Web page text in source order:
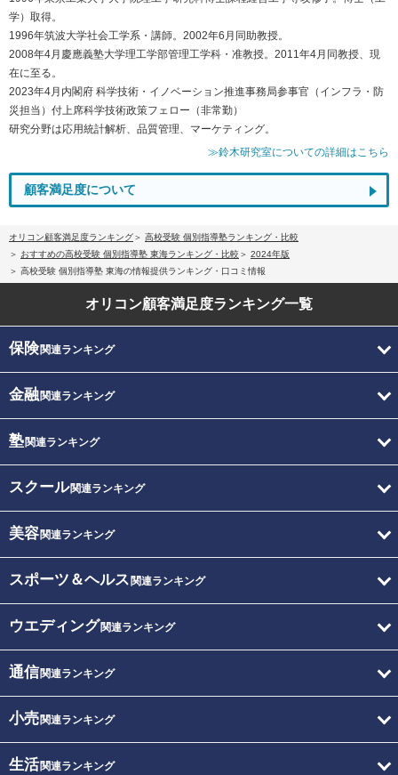
学）取得。
1996年筑波大学社会工学系・講師。2002年6月同助教授。
2008年4月慶應義塾大学理工学部管理工学科・准教授。2011年4月同教授、現
在に至る。
2023年4月内閣府 科学技術・イノベーション推進事務局参事官（インフラ・防
災担当）付上席科学技術政策フェロー（非常勤）
研究分野は応用統計解析、品質管理、マーケティング。
≫鈴木研究室についての詳細はこちら
顧客満足度について
オリコン顧客満足度ランキング
高校受験 個別指導塾ランキング・比較
おすすめの高校受験 個別指導塾 東海ランキング・比較
2024年版
高校受験 個別指導塾 東海の情報提供ランキング・口コミ情報
オリコン顧客満足度ランキング一覧
保険関連ランキング
金融関連ランキング
塾関連ランキング
スクール関連ランキング
美容関連ランキング
スポーツ＆ヘルス 関連ランキング
ウエディング関連ランキング
通信関連ランキング
小売関連ランキング
生活関連ランキング